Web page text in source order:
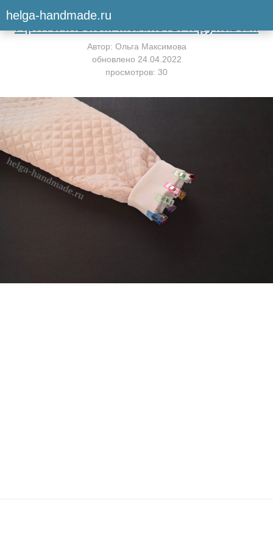
helga-handmade.ruВернуться к мастер-классу
Притачиваем манжеты к рукавам
Автор: Ольга Максимова
обновлено 24.04.2022
просмотров: 30